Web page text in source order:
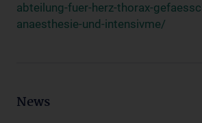
abteilung-fuer-herz-thorax-
anaesthesie-und-intensivme/
News